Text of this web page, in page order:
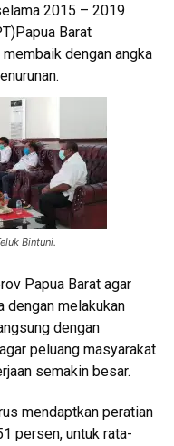
2015 – 2019
Barat
dengan angka
Bintuni.
Papua Barat agar
dengan melakukan
dengan
peluang masyarakat
semakin besar.
mendaptkan peratian
persen, untuk rata-